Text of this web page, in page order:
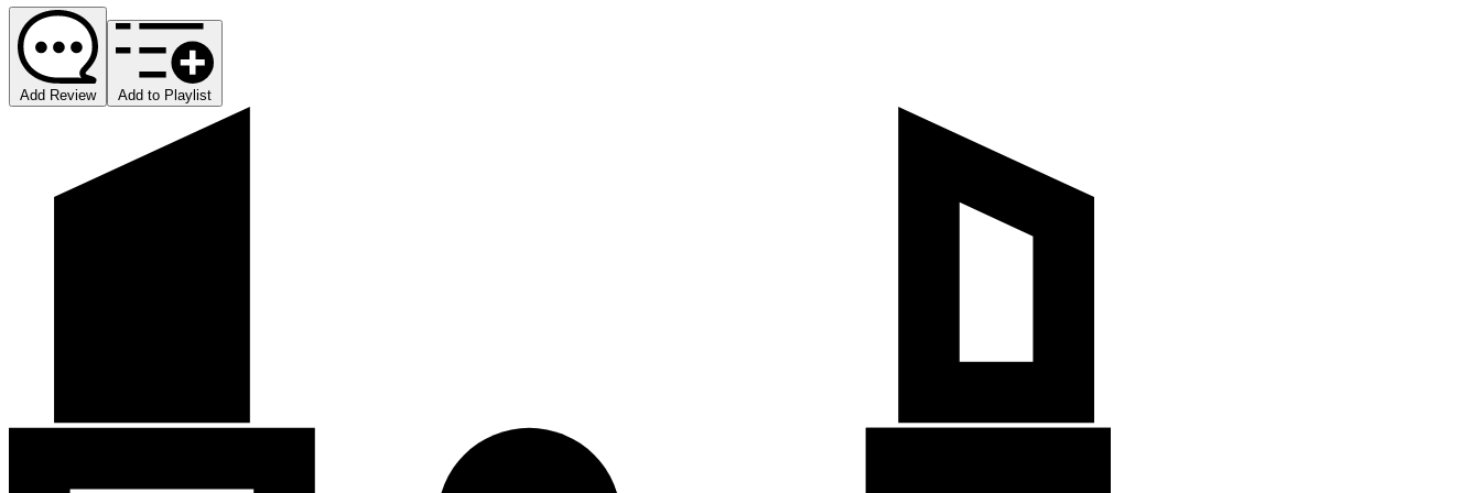
Add Review Add to Playlist